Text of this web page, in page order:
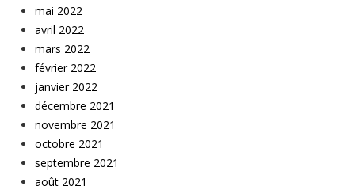
mai 2022
avril 2022
mars 2022
février 2022
janvier 2022
décembre 2021
novembre 2021
octobre 2021
septembre 2021
août 2021